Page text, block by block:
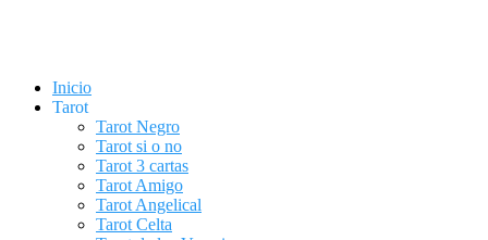
Inicio
Tarot
Tarot Negro
Tarot si o no
Tarot 3 cartas
Tarot Amigo
Tarot Angelical
Tarot Celta